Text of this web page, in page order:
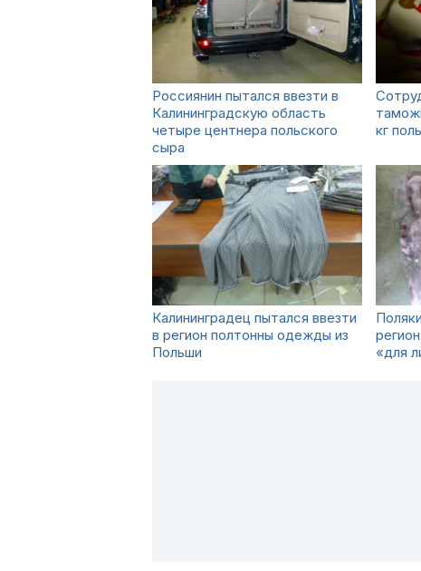
Россиянин пытался ввезти в
Калининградскую область
четыре центнера польского
сыра
кг
Калининградец пытался ввезти
в регион полтонны одежды из
Польши
«для